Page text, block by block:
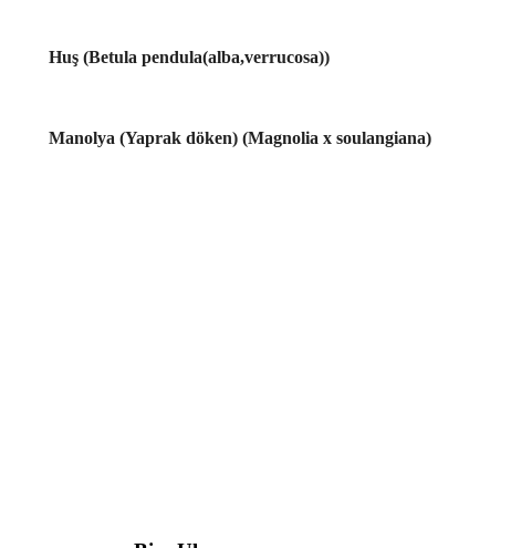
Huş (Betula pendula(alba,verrucosa))
Manolya (Yaprak döken) (Magnolia x soulangiana)